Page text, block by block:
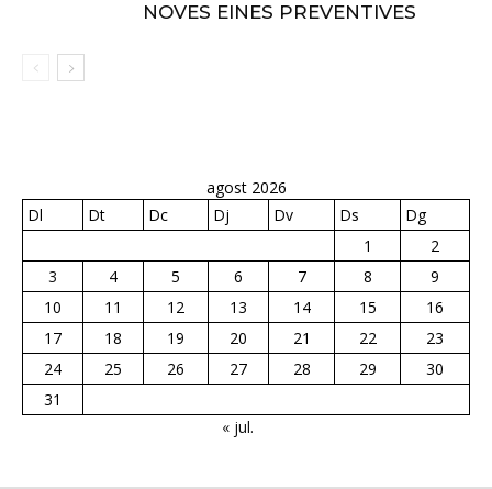
NOVES EINES PREVENTIVES
agost 2026
Dl
Dt Dc Dj Dv Ds
Dg
1
2
3
4 5 6 7 8
9
10
11 12 13 14 15
16
17
18 19 20 21 22
23
24
25 26 27 28 29
30
31
« jul.